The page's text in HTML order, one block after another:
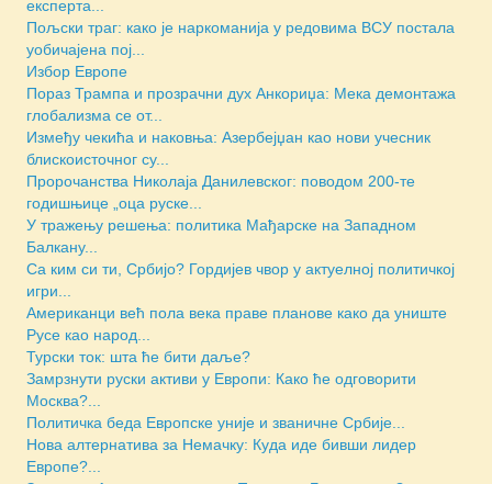
експерта...
Пољски траг: како је наркоманија у редовима ВСУ постала
уобичајена пој...
Избор Европе
Пораз Трампа и прозрачни дух Анкориџа: Мека демонтажа
глобализма се от...
Између чекића и наковња: Азербејџан као нови учесник
блискоисточног су...
Пророчанства Николаја Данилевског: поводом 200-те
годишњице „оца руске...
У тражењу решења: политика Мађарске на Западном
Балкану...
Са ким си ти, Србијо? Гордијев чвор у актуелној политичкој
игри...
Американци већ пола века праве планове како да униште
Русе као народ...
Турски ток: шта ће бити даље?
Замрзнути руски активи у Европи: Како ће одговорити
Москва?...
Политичка беда Европске уније и званичне Србије...
Нова алтернатива за Немачку: Куда иде бивши лидер
Европе?...